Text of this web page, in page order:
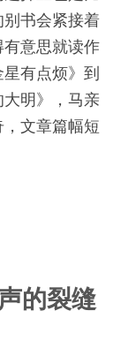
书会紧接着
意思就读作
有点烦》到
大明》，马亲
文章篇幅短
的裂缝